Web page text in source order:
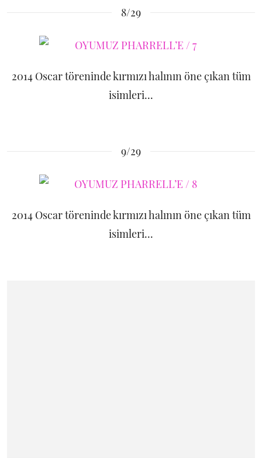
8/29
2014 Oscar töreninde kırmızı halının öne çıkan tüm
isimleri...
9/29
2014 Oscar töreninde kırmızı halının öne çıkan tüm
isimleri...